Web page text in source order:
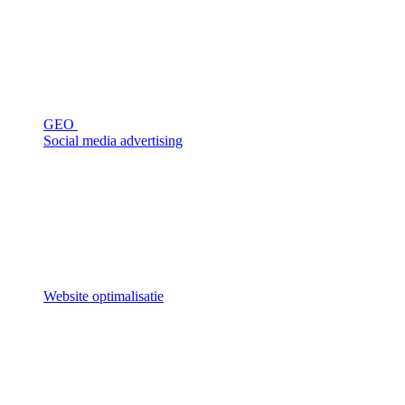
GEO
Social media advertising
Website optimalisatie